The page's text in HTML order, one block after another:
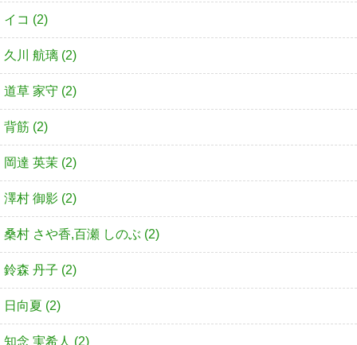
イコ (2)
久川 航璃 (2)
道草 家守 (2)
背筋 (2)
岡達 英茉 (2)
澤村 御影 (2)
桑村 さや香,百瀬 しのぶ (2)
鈴森 丹子 (2)
日向夏 (2)
知念 実希人 (2)